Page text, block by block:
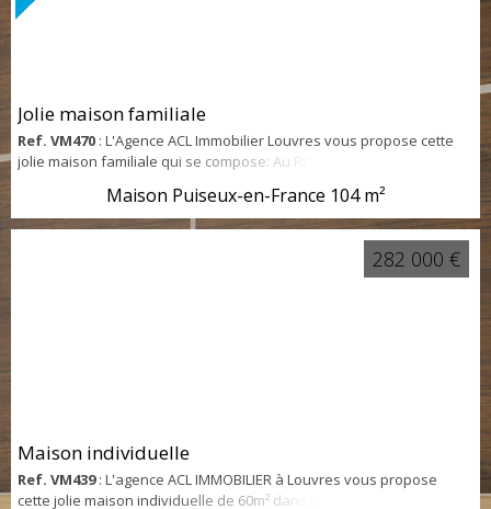
Jolie maison familiale
Ref. VM470 : L'Agence ACL Immobilier Louvres vous propose cette
jolie maison familiale qui se compose: Au RDC : Une entrée, un
salon séjour donnant sur un jardin sans vis-à-vis, une cuisine, un
WC. A l'étage : Quartes chambres, une salle d'eau, WC. Un Garage
une Terrasse Buanderie/Cellier Double vitrages Pièces de
Maison Puiseux-en-France 104 m²
Maison individuelle
Ref. VM439: L'agence ACL IMMOBILIER à Louvres vous propose
cette jolie maison individuelle de 60m² dans un quartier recherché
282 000 €